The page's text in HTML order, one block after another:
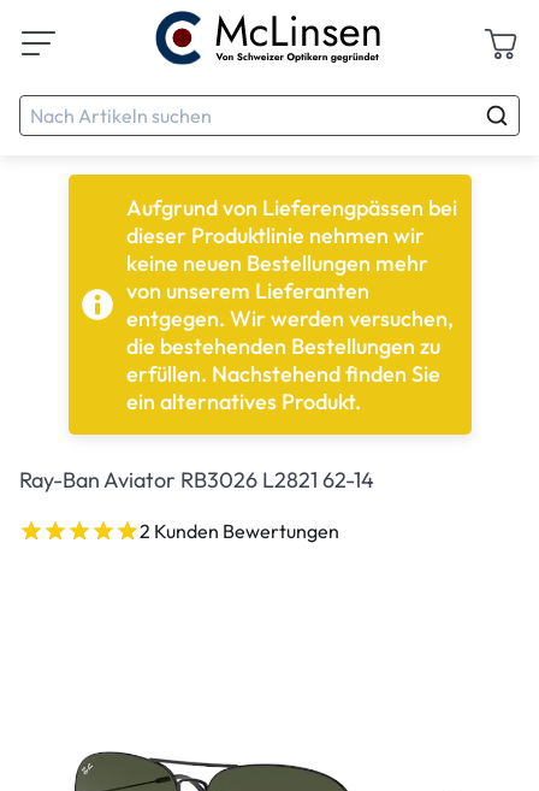
Aufgrund von Lieferengpässen bei
dieser Produktlinie nehmen wir
keine neuen Bestellungen mehr
von unserem Lieferanten
entgegen. Wir werden versuchen,
die bestehenden Bestellungen zu
erfüllen. Nachstehend finden Sie
ein alternatives Produkt.
Ray-Ban Aviator RB3026 L2821 62-14
2 Kunden Bewertungen